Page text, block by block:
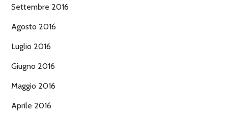
Settembre 2016
Agosto 2016
Luglio 2016
Giugno 2016
Maggio 2016
Aprile 2016